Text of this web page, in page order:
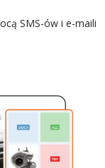
SMS-ów i e-maili